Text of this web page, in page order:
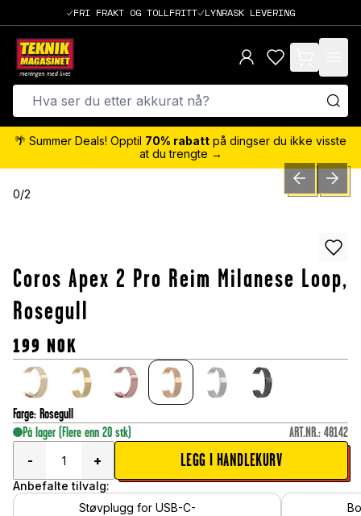
FRI FRAKT OG TOLLFRITT LYNRASK LEVERING
items in cart,
🌴 Summer Deals! Opptil 70% rabatt på dingser du ikke visste
at du trengte →
0/2 PREVIOUSNEXT
Coros Apex 2 Pro Reim Milanese Loop,
Rosegull
199 NOK
Farge: Rosegull
På lager (Flere enn 20 stk) ART.NR.: 48142
-
+ LEGG I HANDLEKURV
Anbefalte tilvalg:
Støvplugg for USB-C-